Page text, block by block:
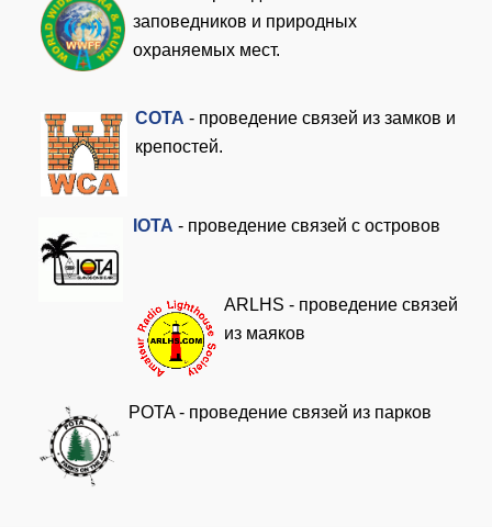
заповедников и природных
охраняемых мест.
COTA - проведение связей из замков и
крепостей.
OTA - проведение связей с островов
ARLHS - проведение связей
из маяков
POTA - проведение связей из парков